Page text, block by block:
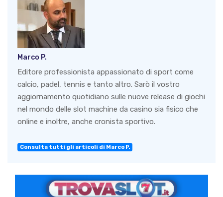
Marco P.
Editore professionista appassionato di sport come
calcio, padel, tennis e tanto altro. Sarò il vostro
aggiornamento quotidiano sulle nuove release di giochi
nel mondo delle slot machine da casino sia fisico che
online e inoltre, anche cronista sportivo.
Consulta tutti gli articoli di Marco P.